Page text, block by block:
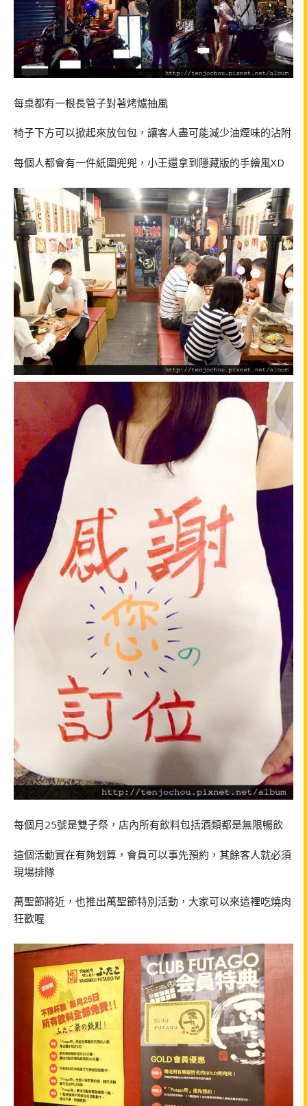
每桌都有一根長管子對著烤爐抽風
椅子下方可以掀起來放包包，讓客人盡可能減少油煙味的沾附
每個人都會有一件紙圍兜兜，小王還拿到隱藏版的手繪風XD
每個月25號是雙子祭，店內所有飲料包括酒類都是無限暢飲
這個活動實在有夠划算，會員可以事先預約，其餘客人就必須
現場排隊
萬聖節將近，也推出萬聖節特別活動，大家可以來這裡吃燒肉
狂歡喔